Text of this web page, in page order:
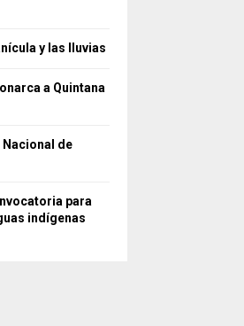
y las lluvias
a Quintana
Nacional de
para
indígenas